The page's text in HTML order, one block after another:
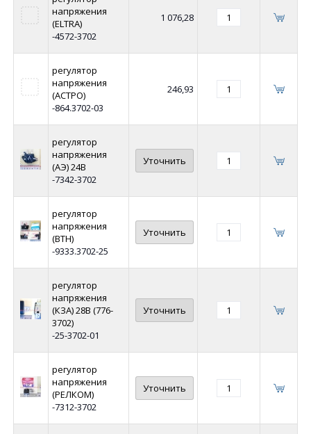
напряжения
(ELTRA)
-4572-3702
1 076,28
регулятор
напряжения
(АСТРО)
-864.3702-03
246,93
регулятор
напряжения
(АЭ) 24В
-7342-3702
Уточнить
регулятор
напряжения
(ВТН)
-9333.3702-25
Уточнить
регулятор
напряжения
(КЗА) 28В (776-
3702)
-25-3702-01
Уточнить
регулятор
напряжения
(РЕЛКОМ)
-7312-3702
Уточнить